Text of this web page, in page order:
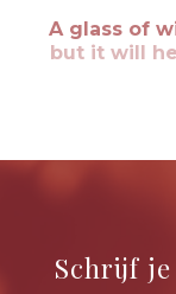
A glass of
but it will
Schrijf